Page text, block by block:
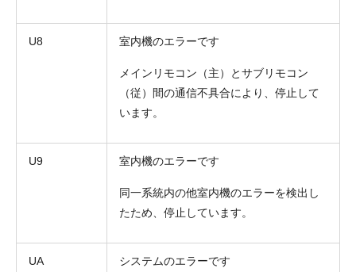
U8 室内機のエラーです
メインリモコン（主）とサブリモコン
（従）間の通信不具合により、停止して
います。
U9 室内機のエラーです
同一系統内の他室内機のエラーを検出し
たため、停止しています。
UA システムのエラーです